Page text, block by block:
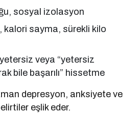
sosyal izolasyon
kalori sayma, sürekli kilo
veya “yetersiz
bile başarılı” hissetme
depresyon, anksiyete ve
eşlik eder.